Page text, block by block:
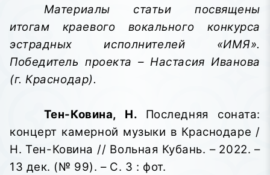
Материалы статьи посвящены
итогам краевого вокального конкурса
эстрадных исполнителей «ИМЯ».
Победитель проекта – Настасия Иванова
(г. Краснодар).
Тен-Ковина, Н. Последняя соната:
концерт камерной музыки в Краснодаре /
Н. Тен-Ковина // Вольная Кубань. – 2022. –
13 дек. (№ 99). – С. 3 : фот.